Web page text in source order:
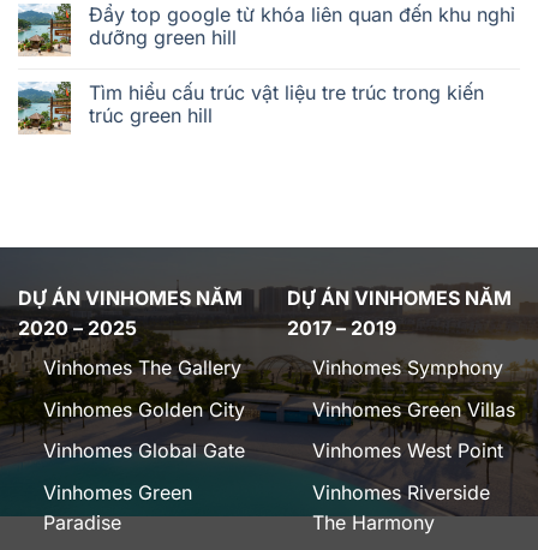
Đẩy top google từ khóa liên quan đến khu nghỉ
dưỡng green hill
Tìm hiểu cấu trúc vật liệu tre trúc trong kiến
trúc green hill
DỰ ÁN VINHOMES NĂM
2020 – 2025
Vinhomes The Gallery
Vinhomes Golden City
Vinhomes Global Gate
Vinhomes Green
Paradise
DỰ ÁN VINHOMES NĂM
2017 – 2019
Vinhomes Symphony
Vinhomes Green Villas
Vinhomes West Point
Vinhomes Riverside
The Harmony